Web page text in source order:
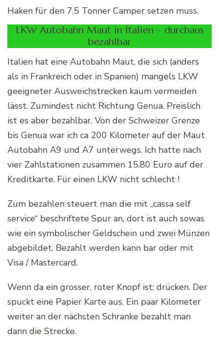
Haken für den 7,5 Tonner Camper setzen muss.
LKW Autobahn Maut in Italien – durchaus
bezahlbar
Italien hat eine Autobahn Maut, die sich (anders
als in Frankreich oder in Spanien) mangels LKW
geeigneter Ausweichstrecken kaum vermeiden
lässt. Zumindest nicht Richtung Genua. Preislich
ist es aber bezahlbar. Von der Schweizer Grenze
bis Genua war ich ca 200 Kilometer auf der Maut
Autobahn A9 und A7 unterwegs. Ich hatte nach
vier Zahlstationen zusammen 15,80 Euro auf der
Kreditkarte. Für einen LKW nicht schlecht !
Zum bezahlen steuert man die mit „cassa self
service“ beschriftete Spur an, dort ist auch sowas
wie ein symbolischer Geldschein und zwei Münzen
abgebildet. Bezahlt werden kann bar oder mit
Visa / Mastercard.
Wenn da ein grosser, roter Knopf ist: drücken. Der
spuckt eine Papier Karte aus. Ein paar Kilometer
weiter an der nächsten Schranke bezahlt man
dann die Strecke.